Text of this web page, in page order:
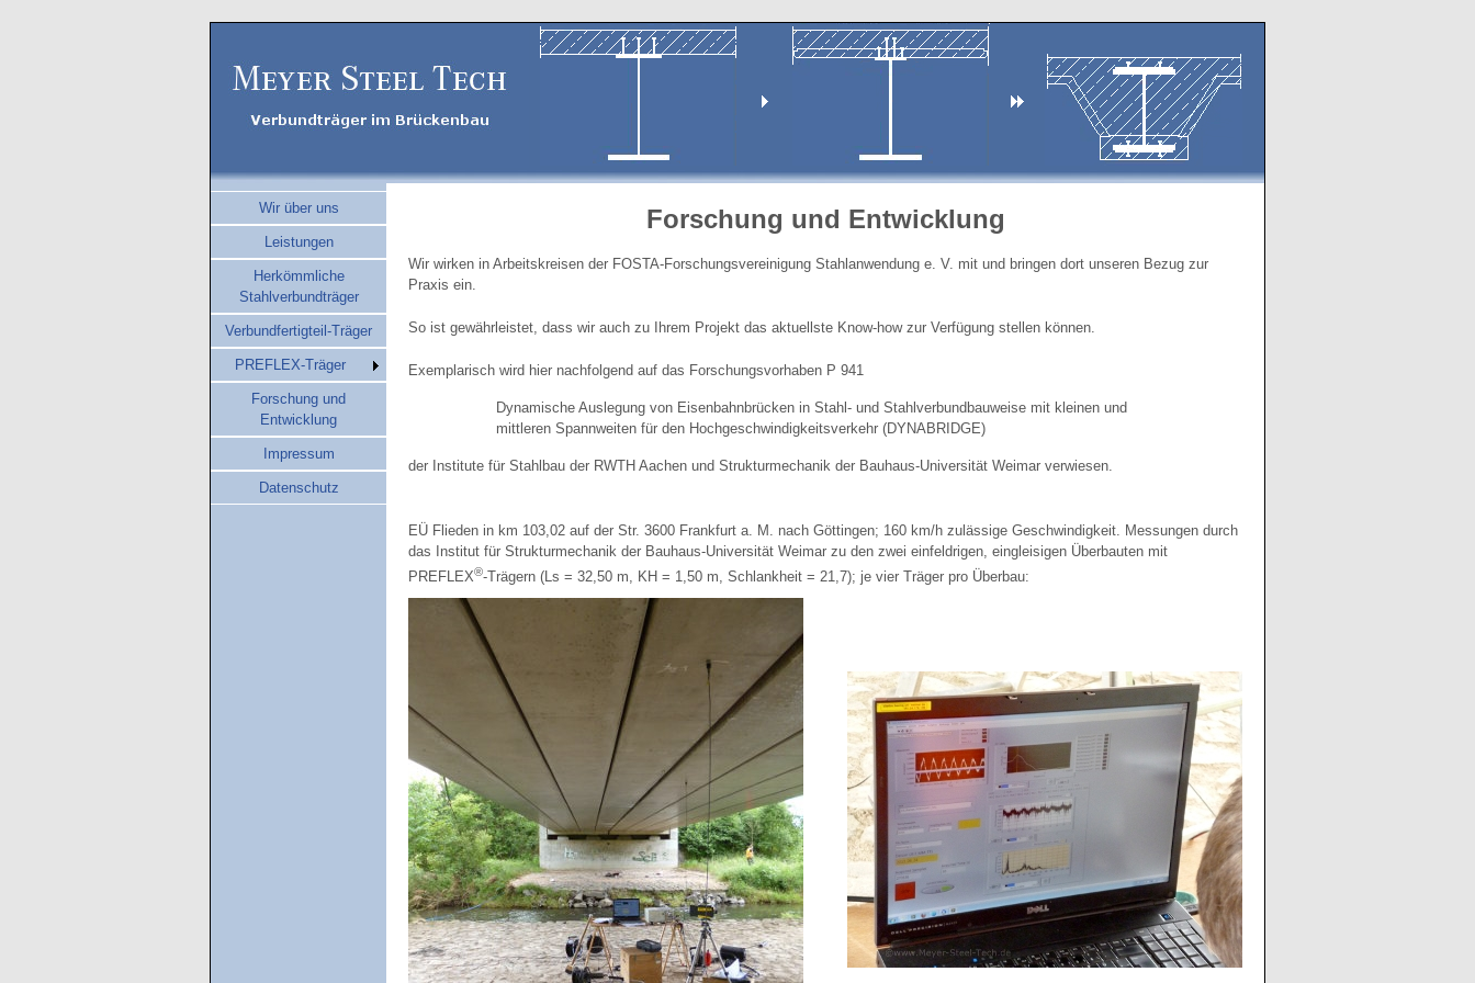
Wir über uns
Leistungen
Herkömmliche
Stahlverbundträger
Verbundfertigteil-Träger
PREFLEX-Träger
Forschung und
Entwicklung
Impressum
Datenschutz
Forschung und Entwicklung
Wir wirken in Arbeitskreisen der FOSTA-Forschungsvereinigung Stahlanwendung e. V. mit und bringen dort unseren Bezug zur
Praxis ein.
So ist gewährleistet, dass wir auch zu Ihrem Projekt das aktuellste Know-how zur Verfügung stellen können.
Exemplarisch wird hier nachfolgend auf das Forschungsvorhaben P 941
Dynamische Auslegung von Eisenbahnbrücken in Stahl- und Stahlverbundbauweise mit kleinen und
mittleren Spannweiten für den Hochgeschwindigkeitsverkehr (DYNABRIDGE)
der Institute für Stahlbau der RWTH Aachen und Strukturmechanik der Bauhaus-Universität Weimar verwiesen.
EÜ Flieden in km 103,02 auf der Str. 3600 Frankfurt a. M. nach Göttingen; 160 km/h zulässige Geschwindigkeit. Messungen durch
das Institut für Strukturmechanik der Bauhaus-Universität Weimar zu den zwei einfeldrigen, eingleisigen Überbauten mit
PREFLEX®-Trägern (Ls = 32,50 m, KH = 1,50 m, Schlankheit = 21,7); je vier Träger pro Überbau: